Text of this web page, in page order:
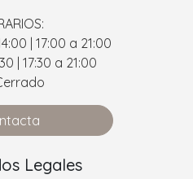
| 17:00 a 21:00
| 17:30 a 21:00
Legales